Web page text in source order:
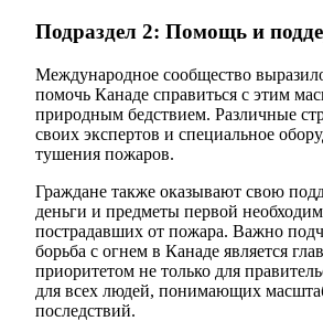
Подраздел 2: Помощь и
Международное сообщество
помочь Канаде справиться с этим
природным бедствием. Различные
своих экспертов и специальное
тушения пожаров.
Граждане также оказывают свою
деньги и предметы первой
пострадавших от пожара. Важно
борьба с огнем в Канаде является
приоритетом не только для
для всех людей, понимающих
последствий.